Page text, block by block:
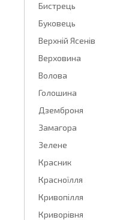
Бистрець
Буковець
Верхній Ясенів
Верховина
Волова
Голошина
Дземброня
Замагора
Зелене
Красник
Красноїлля
Кривопілля
Криворівня